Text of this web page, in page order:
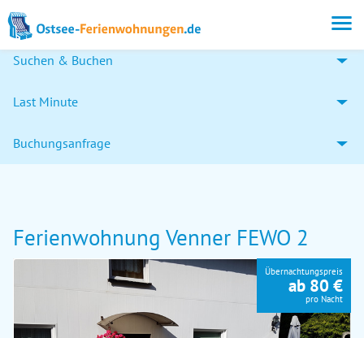
Suchen & Buchen
Last Minute
Buchungsanfrage
Ferienwohnung Venner FEWO 2
Übernachtungspreis
ab 80 €
pro Nacht